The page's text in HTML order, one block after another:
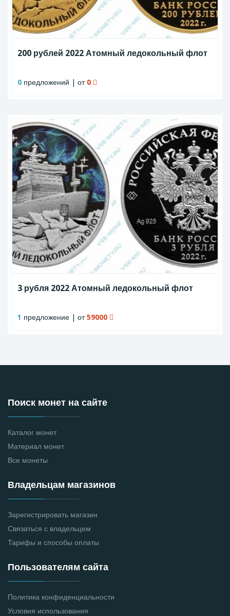
200 рублей 2022 Атомный ледокольный флот
0 предложений | от 0
3 рубля 2022 Атомный ледокольный флот
1 предложение | от59000
Поиск монет на сайте
Каталог монет
Материал монет
Все монеты
Владельцам магазинов
Зарегистрировать магазин
Связаться с владельцем
Тарифы и способы оплаты
Пользователям сайта
Политика конфиденциальности
Условия использования